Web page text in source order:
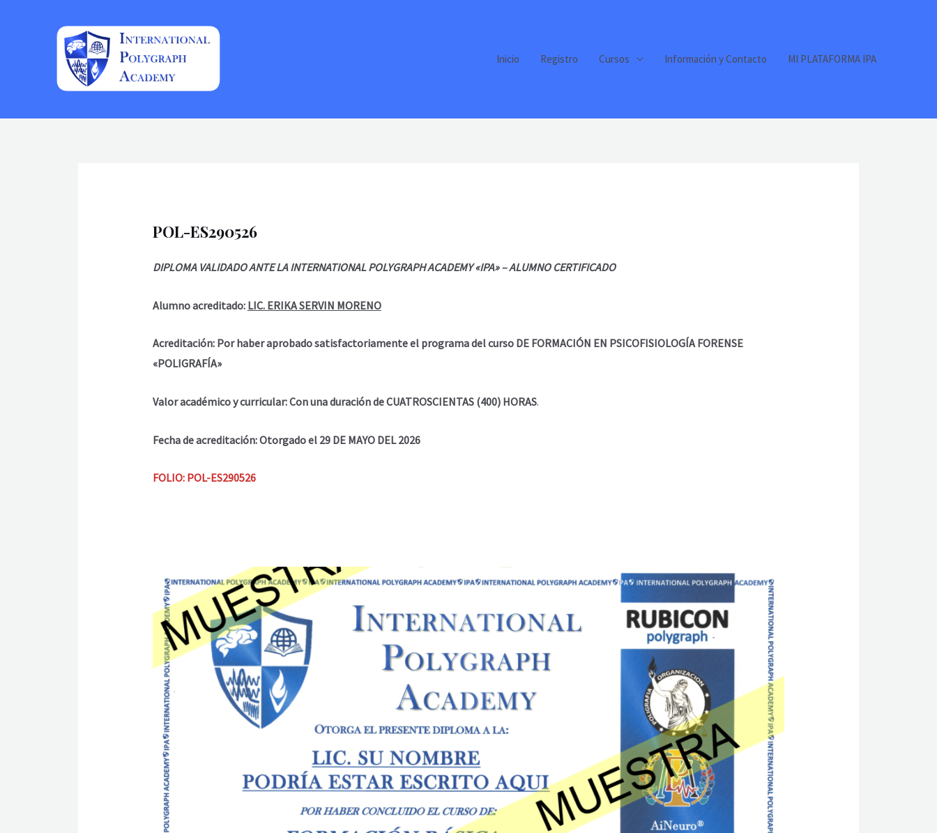
Inicio Registro Cursos Información y Contacto MI PLATAFORMA IPA
POL-ES290526
DIPLOMA VALIDADO ANTE LA INTERNATIONAL POLYGRAPH ACADEMY «IPA» – ALUMNO CERTIFICADO
Alumno acreditado: LIC. ERIKA SERVIN MORENO
Acreditación: Por haber aprobado satisfactoriamente el programa del curso DE FORMACIÓN EN PSICOFISIOLOGÍA FORENSE
«POLIGRAFÍA»
Valor académico y curricular: Con una duración de CUATROSCIENTAS (400) HORAS.
Fecha de acreditación: Otorgado el 29 DE MAYO DEL 2026
FOLIO: POL-ES290526